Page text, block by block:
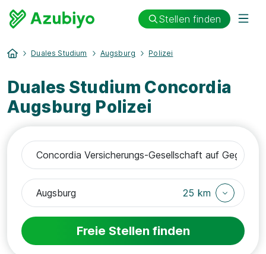
Stellen finden
Duales Studium Augsburg Polizei
Duales Studium Concordia
Augsburg Polizei
25 km
Freie Stellen finden